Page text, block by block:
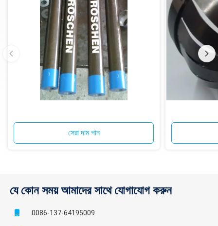
সেরা দাম পান
যে কোন সময় আমাদের সাথে যোগাযোগ করুন
0086-137-64195009